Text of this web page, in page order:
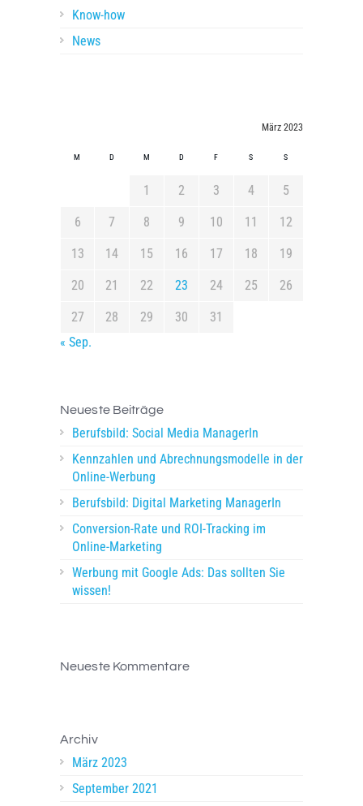
Know-how
News
März 2023
M D M D F S S
1 2 3 4 5
6 7 8 9 10 11 12
13 14 15 16 17 18 19
20 21 22 23 24 25 26
27 28 29 30
31
« Sep.
Neueste Beiträge
Berufsbild: Social Media ManagerIn
Kennzahlen und Abrechnungsmodelle in der
Online-Werbung
Berufsbild: Digital Marketing ManagerIn
Conversion-Rate und ROI-Tracking im
Online-Marketing
Werbung mit Google Ads: Das sollten Sie
wissen!
Neueste Kommentare
Archiv
März 2023
September 2021